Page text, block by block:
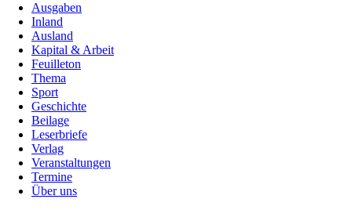
Ausgaben
Inland
Ausland
Kapital & Arbeit
Feuilleton
Thema
Sport
Geschichte
Beilage
Leserbriefe
Verlag
Veranstaltungen
Termine
Über uns